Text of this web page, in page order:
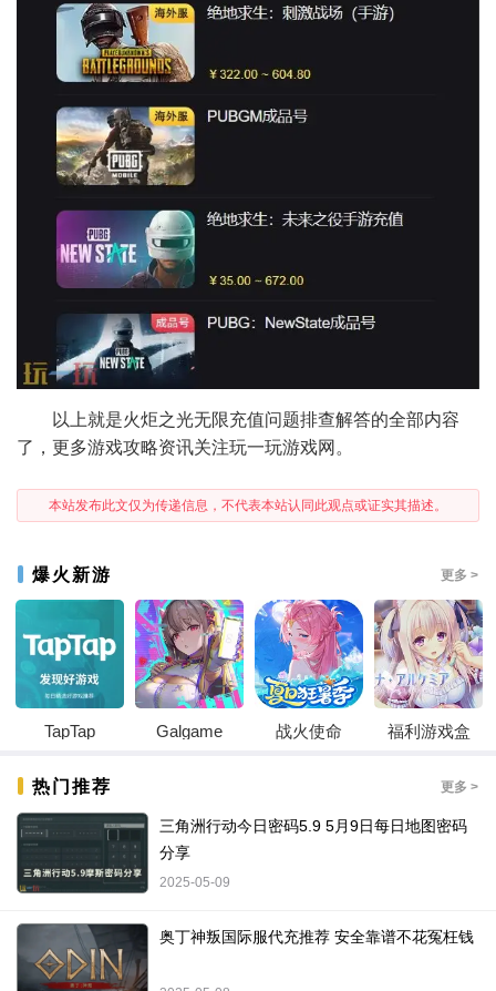
以上就是火炬之光无限充值问题排查解答的全部内容
了，更多游戏攻略资讯关注玩一玩游戏网。
本站发布此文仅为传递信息，不代表本站认同此观点或证实其描述。
爆火新游 更多 >
TapTap Galgame 战火使命 福利游戏盒
热门推荐 更多 >
三角洲行动今日密码5.9 5月9日每日地图密码
分享
2025-05-09
奥丁神叛国际服代充推荐 安全靠谱不花冤枉钱